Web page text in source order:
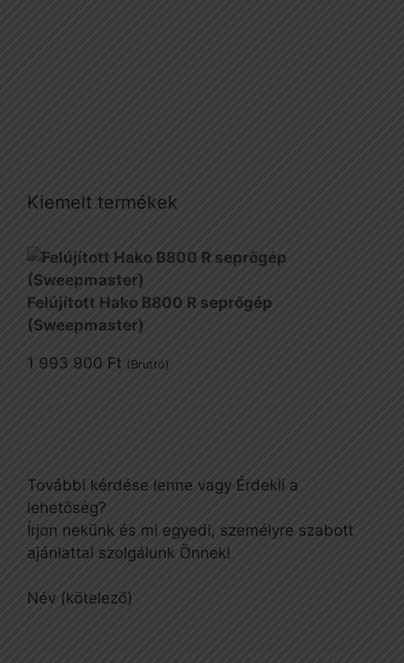
Kiemelt termékek
Felújított Hako B800 R seprőgép
(Sweepmaster)
1 993 900 Ft (Bruttó)
További kérdése lenne vagy Érdekli a
lehetőség?
Írjon nekünk és mi egyedi, személyre szabott
ajánlattal szolgálunk Önnek!
Név (kötelező)